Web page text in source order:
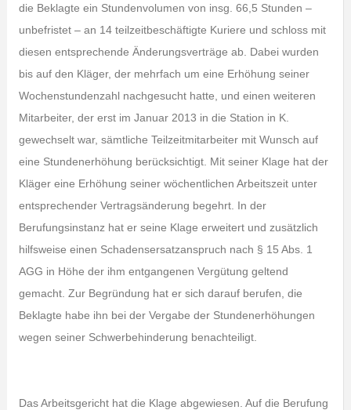
die Beklagte ein Stundenvolumen von insg. 66,5 Stunden –
unbefristet – an 14 teilzeitbeschäftigte Kuriere und schloss mit
diesen entsprechende Änderungsverträge ab. Dabei wurden
bis auf den Kläger, der mehrfach um eine Erhöhung seiner
Wochenstundenzahl nachgesucht hatte, und einen weiteren
Mitarbeiter, der erst im Januar 2013 in die Station in K.
gewechselt war, sämtliche Teilzeitmitarbeiter mit Wunsch auf
eine Stundenerhöhung berücksichtigt. Mit seiner Klage hat der
Kläger eine Erhöhung seiner wöchentlichen Arbeitszeit unter
entsprechender Vertragsänderung begehrt. In der
Berufungsinstanz hat er seine Klage erweitert und zusätzlich
hilfsweise einen Schadensersatzanspruch nach § 15 Abs. 1
AGG in Höhe der ihm entgangenen Vergütung geltend
gemacht. Zur Begründung hat er sich darauf berufen, die
Beklagte habe ihn bei der Vergabe der Stundenerhöhungen
wegen seiner Schwerbehinderung benachteiligt.
Das Arbeitsgericht hat die Klage abgewiesen. Auf die Berufung